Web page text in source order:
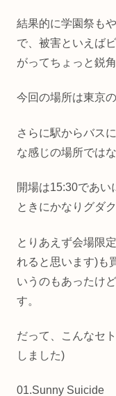
結果的に学園祭も
で、被害といえば
がってちょっと鋭
今回の場所は東京
さらに駅からバス
な感じの場所では
開場は15:30であい
ときにかなりグダ
とりあえず会場限
れると思います)も
いうのもあったけ
す。
だって、こんなセ
しました)
01.Sunny Suicide